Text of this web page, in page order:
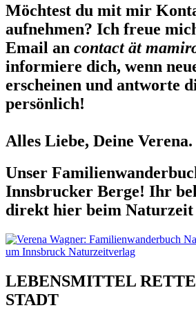
Möchtest du mit mir
aufnehmen? Ich freue
Email an contact ät
informiere dich, wenn
erscheinen und antworte
persönlich!
Alles Liebe, Deine Verena.
Unser
Innsbrucker Berge! Ihr
direkt hier beim Naturzeit
LEBENSMITTEL
STADT